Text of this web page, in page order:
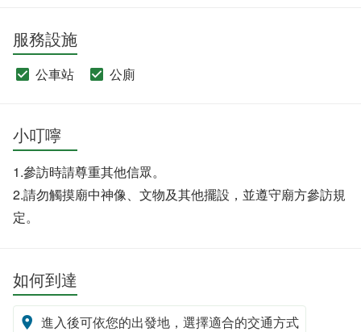
服務設施
公車站 公廁
小叮嚀
1.參訪時請尊重其他信眾。
2.請勿觸摸廟中神像、文物及其他擺設，並遵守廟方參訪規
定。
如何到達
進入後可依您的出發地，選擇適合的交通方式